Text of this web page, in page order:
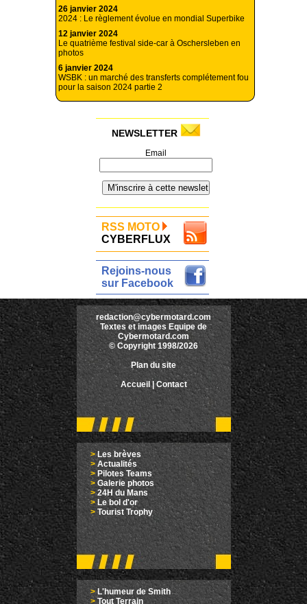
26 janvier 2024
2024 : Le règlement évolue en mondial Superbike
12 janvier 2024
Le quatrième festival side-car à Oschersleben en
photos
6 janvier 2024
WSBK : un marché des transferts complétement fou
pour la saison 2024 partie 2
NEWSLETTER
Email
RSS MOTO
CYBERFLUX
Rejoins-nous
sur Facebook
redaction@cybermotard.com
Textes et images Equipe de
Cybermotard.com
© Copyright 1998/2026
Plan du site
Accueil |Contact
>Les brèves
> Actualités
> Pilotes Teams
>Galerie photos
>24H du Mans
>Le bol d'or
> Tourist Trophy
>L'humeur de Smith
> Tout Terrain